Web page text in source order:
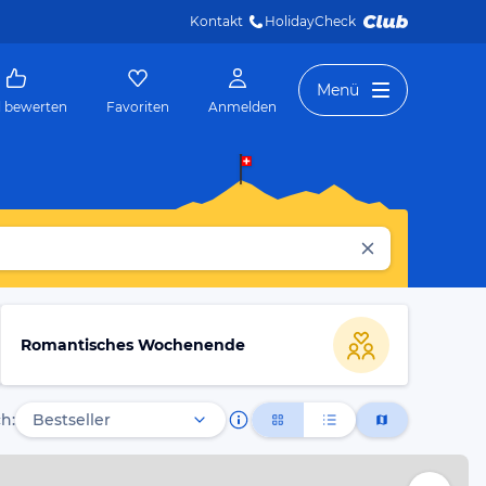
Kontakt HolidayCheck
bewerten Favoriten Anmelden
Menü
Romantisches Wochenende